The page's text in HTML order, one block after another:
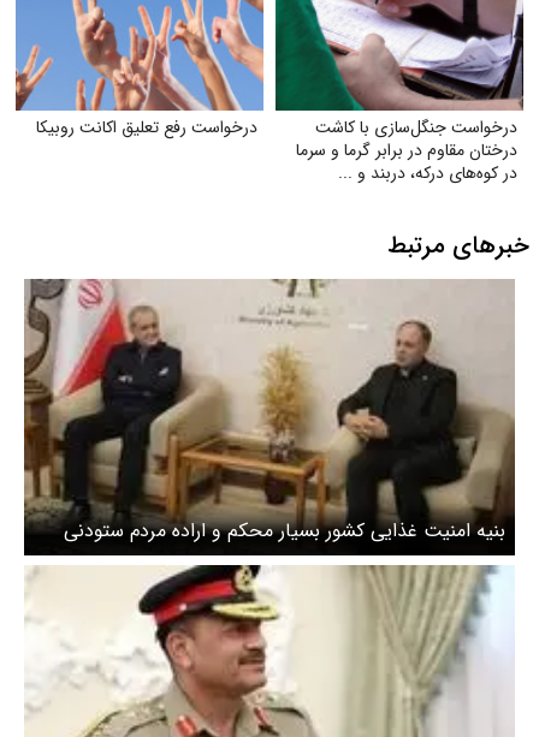
درخواست جنگل‌سازی با کاشت
درختان مقاوم در برابر گرما و سرما
در کوه‌های درکه، دربند و ...
درخواست رفع تعلیق اکانت روبیکا
خبرهای مرتبط
بنیه امنیت غذایی کشور بسیار محکم و اراده مردم ستودنی
است